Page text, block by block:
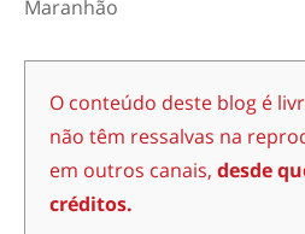
Maranhão
O conteúdo deste blog é
não têm ressalvas na
em outros canais, desde
créditos.